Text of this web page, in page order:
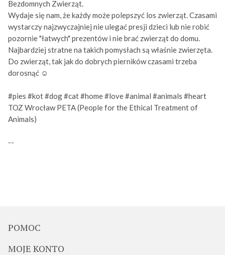
Bezdomnych Zwierząt.
Wydaje się nam, że każdy może polepszyć los zwierząt. Czasami
wystarczy najzwyczajniej nie ulegać presji dzieci lub nie robić
pozornie "łatwych" prezentów i nie brać zwierząt do domu.
Najbardziej stratne na takich pomysłach są właśnie zwierzęta.
Do zwierząt, tak jak do dobrych pierników czasami trzeba
dorosnąć ☺️
#pies #kot#dog#cat#home#love#animal #animals #heart
TOZ Wrocław PETA (People for the Ethical Treatment of
Animals)
--
POMOC
MOJE KONTO